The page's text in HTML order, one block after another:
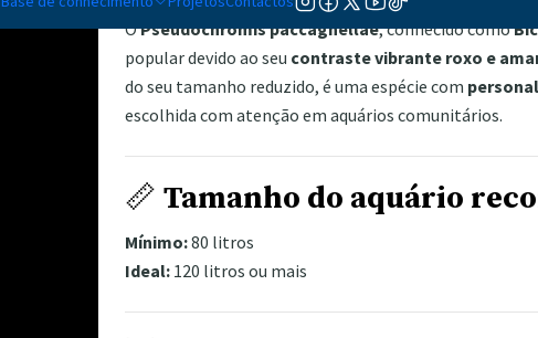
OPseudochromis paccagnellae, conhecido como
popular devido ao seu contraste vibrante roxo e
do seu tamanho reduzido, é uma espécie com
escolhida com atenção em aquários comunitários.
📏 Tamanho do aquário
Mínimo:80 litros
Ideal: 120 litros ou mais